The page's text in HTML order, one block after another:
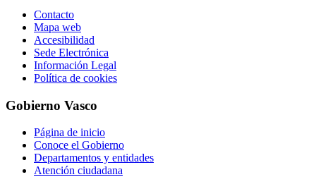
Contacto
Mapa web
Accesibilidad
Sede Electrónica
Información Legal
Política de cookies
Gobierno Vasco
Página de inicio
Conoce el Gobierno
Departamentos y entidades
Atención ciudadana